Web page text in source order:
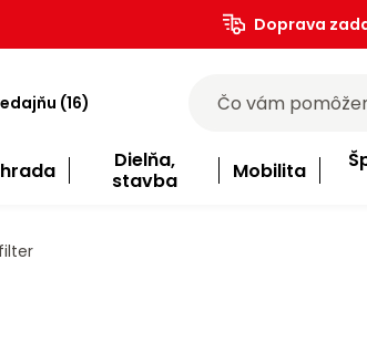
Doprava
(16)
Dielňa,
stavba
Mobilita